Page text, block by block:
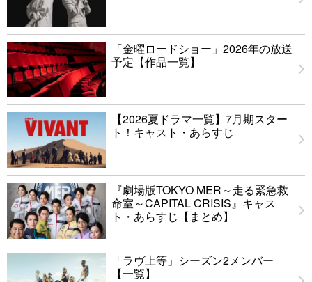
「金曜ロードショー」2026年の放送
予定【作品一覧】
【2026夏ドラマ一覧】7月期スター
ト！キャスト・あらすじ
『劇場版TOKYO MER～走る緊急救
命室～CAPITAL CRISIS』キャス
ト・あらすじ【まとめ】
「ラヴ上等」シーズン2メンバー
【一覧】